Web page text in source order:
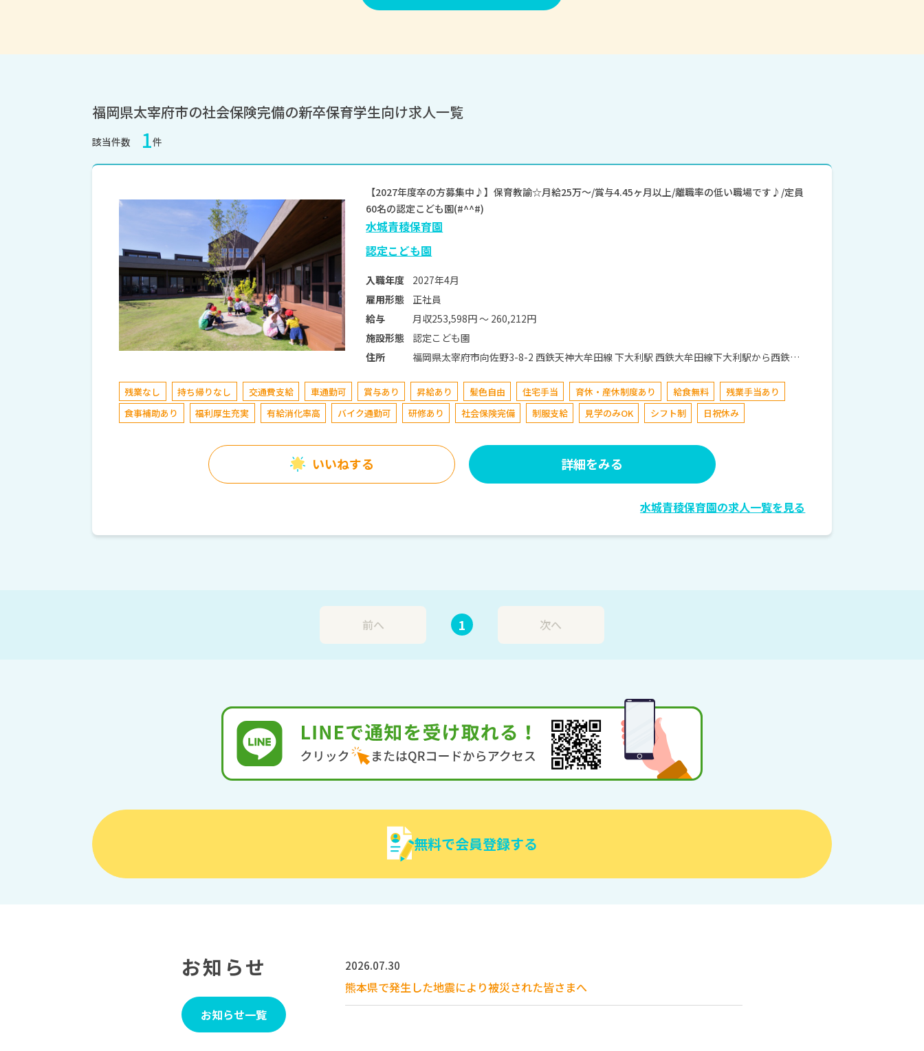
福岡県太宰府市の社会保険完備の新卒保育学生向け求人一覧
該当件数 1件
【2027年度卒の方募集中♪】保育教諭☆月給25万～/賞与4.45ヶ月以上/離職率の低い職場です♪/定員
60名の認定こども園(#^^#)
水城青稜保育園
認定こども園
入職年度
2027年4月
雇用形態
正社員
給与
月収253,598円 〜 260,212円
施設形態
認定こども園
住所
福岡県太宰府市向佐野3-8-2 西鉄天神大牟田線 下大利駅 西鉄大牟田線下大利駅から西鉄バ
残業なし 持ち帰りなし 交通費支給 車通勤可 賞与あり 昇給あり 髪色自由 住宅手当 育休・産休制度あり 給食無料
残業手当あり
食事補助あり
福利厚生充実 有給消化率高 バイク通勤可 研修あり 社会保険完備 制服支給 見学のみOK シフト制 日祝休み
いいねする 詳細をみる
水城青稜保育園の求人一覧を見る
前へ 1 次へ
無料で会員登録する
お知らせ
お知らせ一覧
2026.07.30
熊本県で発生した地震により被災された皆さまへ